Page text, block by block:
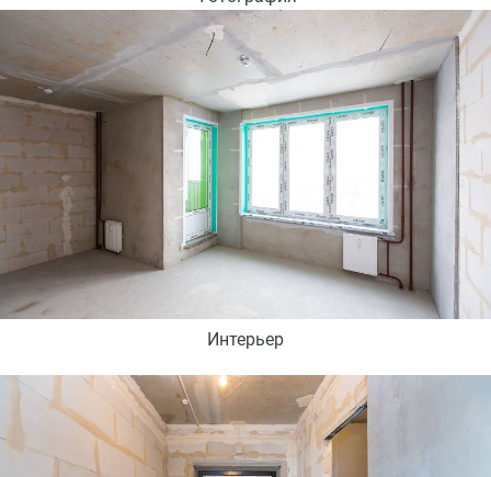
Интерьер